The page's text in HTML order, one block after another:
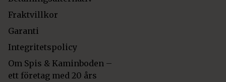
Fraktvillkor
Garanti
Integritetspolicy
Om Spis & Kaminboden –
ett företag med 20 års